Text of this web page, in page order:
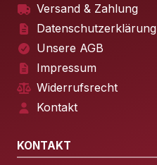
Versand & Zahlung
Datenschutzerklärung
Unsere AGB
Impressum
Widerrufsrecht
Kontakt
KONTAKT